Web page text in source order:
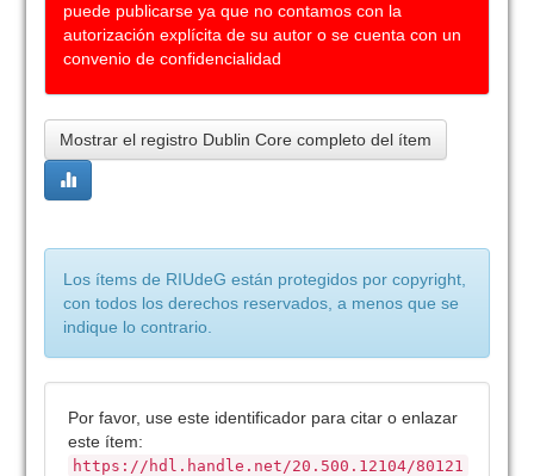
puede publicarse ya que no contamos con la
autorización explícita de su autor o se cuenta con un
convenio de confidencialidad
Mostrar el registro Dublin Core completo del ítem
Los ítems de RIUdeG están protegidos por copyright,
con todos los derechos reservados, a menos que se
indique lo contrario.
Por favor, use este identificador para citar o enlazar
este ítem:
https://hdl.handle.net/20.500.12104/80121